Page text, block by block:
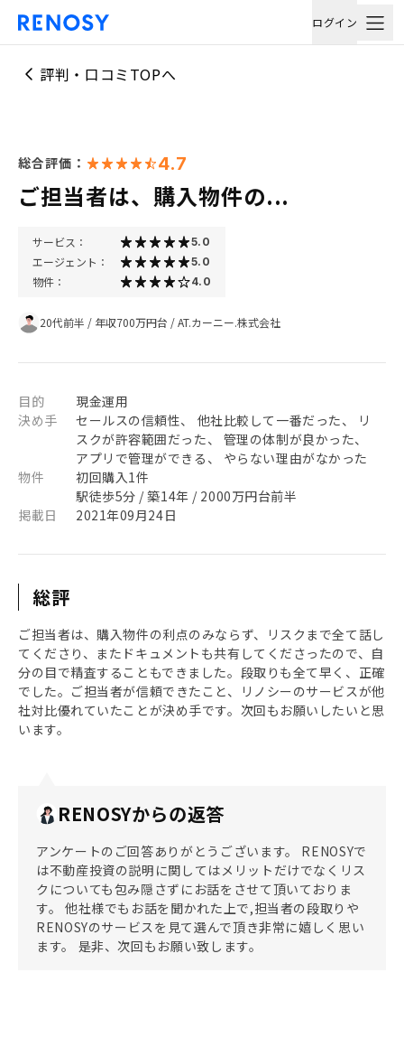
ログイン
評判・口コミTOPへ
総合評価： 4.7
ご担当者は、購入物件の...
サービス： 5.0
エージェント： 5.0
物件： 4.0
20代前半 / 年収700万円台 /AT.カーニー.株式会社
目的
現金運用
決め手
セールスの信頼性、 他社比較して一番だった、 リ
スクが許容範囲だった、 管理の体制が良かった、
アプリで管理ができる、 やらない理由がなかった
物件
初回購入1件
駅徒歩5分 / 築14年 / 2000万円台前半
掲載日
2021年09月24日
総評
ご担当者は、購入物件の利点のみならず、リスクまで全て話し
てくださり、またドキュメントも共有してくださったので、自
分の目で精査することもできました。段取りも全て早く、正確
でした。ご担当者が信頼できたこと、リノシーのサービスが他
社対比優れていたことが決め手です。次回もお願いしたいと思
います。
RENOSYからの返答
アンケートのご回答ありがとうございます。 RENOSYで
は不動産投資の説明に関してはメリットだけでなくリス
クについても包み隠さずにお話をさせて頂いておりま
す。 他社様でもお話を聞かれた上で,担当者の段取りや
RENOSYのサービスを見て選んで頂き非常に嬉しく思い
ます。 是非、次回もお願い致します。